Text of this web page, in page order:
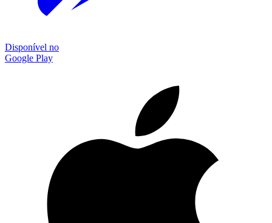
Disponível no
Google Play